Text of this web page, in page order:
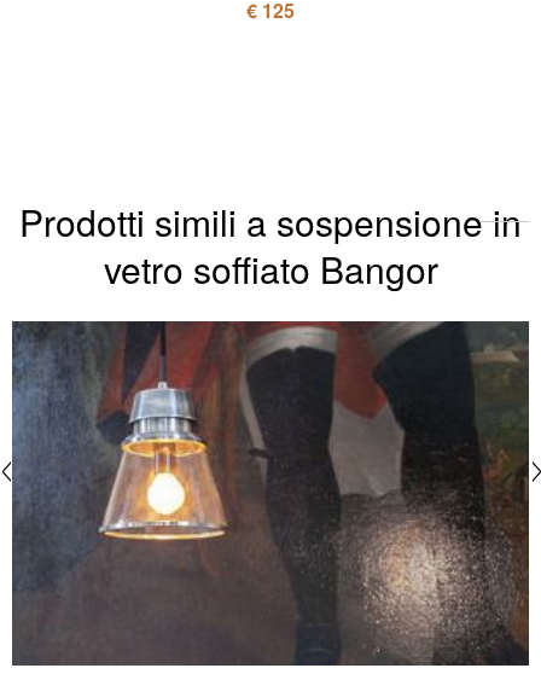
€ 125
Prodotti simili a sospensione in
vetro soffiato Bangor